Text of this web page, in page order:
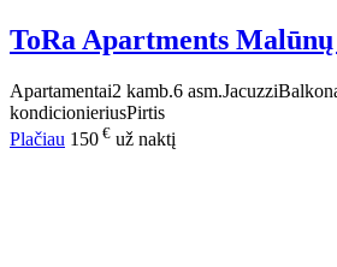
ToRa Apartments Malūnų
Apartamentai2 kamb.6 asm.Jacuzzi
kondicionieriusPirtis
Plačiau 150 € už naktį